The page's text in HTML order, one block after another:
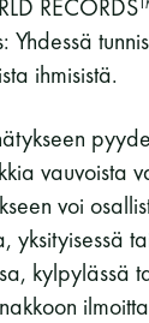
Yhdessä
ihmisistä.
vauvoista
voi
yksityisessä
kylpylässä